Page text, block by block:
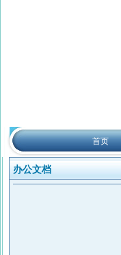
首页
办公文档